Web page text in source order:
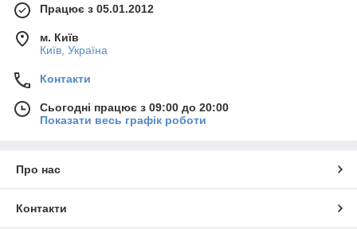
Працює з 05.01.2012
м. Київ
Київ, Україна
Контакти
Сьогодні працює з 09:00 до 20:00
Показати весь графік роботи
Про нас
Контакти